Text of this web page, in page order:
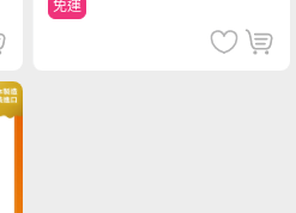
免運